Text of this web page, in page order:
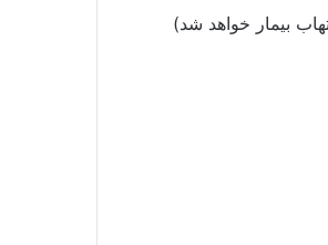
بیمار خواهد شد)